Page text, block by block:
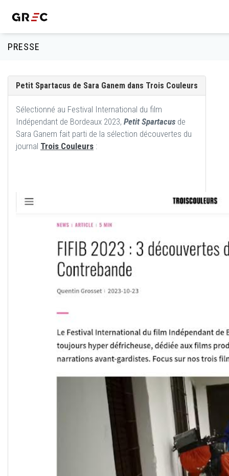
PRESSE
Petit Spartacus de Sara Ganem dans Trois Couleurs
Sélectionné au Festival International du film
Indépendant de Bordeaux 2023, Petit Spartacus de
Sara Ganem fait parti de la sélection découvertes du
journal Trois Couleurs :